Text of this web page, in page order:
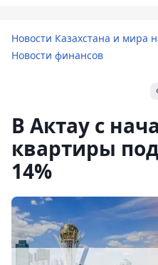
Новости Казахстана и мира
Новости финансов
В Актау с
квартиры
14%